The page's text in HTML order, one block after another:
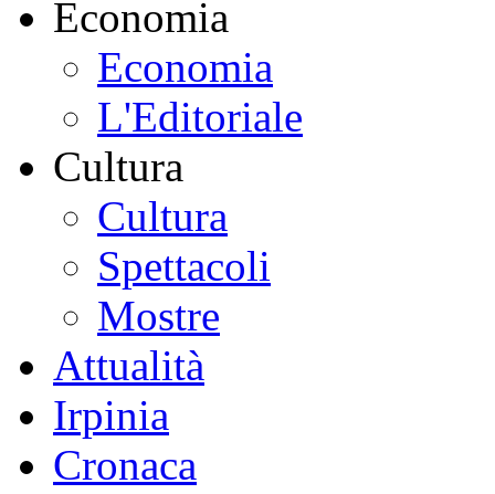
Economia
Economia
L'Editoriale
Cultura
Cultura
Spettacoli
Mostre
Attualità
Irpinia
Cronaca